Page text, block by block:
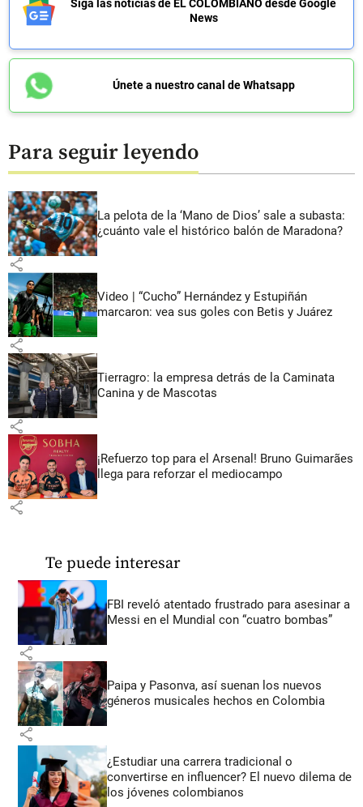
Siga las noticias de EL COLOMBIANO desde Google
News
Únete a nuestro canal de Whatsapp
Para seguir leyendo
La pelota de la ‘Mano de Dios’ sale a subasta:
¿cuánto vale el histórico balón de Maradona?
share
Video | “Cucho” Hernández y Estupiñán
marcaron: vea sus goles con Betis y Juárez
share
Tierragro: la empresa detrás de la Caminata
Canina y de Mascotas
share
¡Refuerzo top para el Arsenal! Bruno Guimarães
llega para reforzar el mediocampo
share
Te puede interesar
FBI reveló atentado frustrado para asesinar a
Messi en el Mundial con “cuatro bombas”
share
Paipa y Pasonva, así suenan los nuevos
géneros musicales hechos en Colombia
share
¿Estudiar una carrera tradicional o
convertirse en influencer? El nuevo dilema de
los jóvenes colombianos